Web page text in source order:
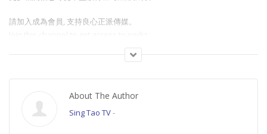
請加入成為會員, 支持良心正派傳媒。
Join this channel to get access to perks:
https://www.youtube.com/channel/UCYWSlgQB1BpfQTkNm_P5qIw/join
頭條 POPNEWSAbout The Author
Sing Tao TV-